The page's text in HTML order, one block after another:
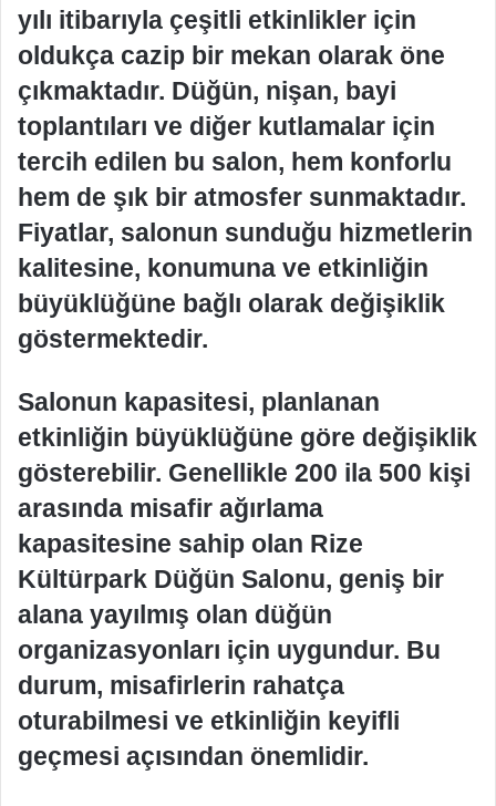
yılı itibarıyla çeşitli etkinlikler için
oldukça cazip bir mekan olarak öne
çıkmaktadır. Düğün, nişan, bayi
toplantıları ve diğer kutlamalar için
tercih edilen bu salon, hem konforlu
hem de şık bir atmosfer sunmaktadır.
Fiyatlar, salonun sunduğu hizmetlerin
kalitesine, konumuna ve etkinliğin
büyüklüğüne bağlı olarak değişiklik
göstermektedir.
Salonun kapasitesi, planlanan
etkinliğin büyüklüğüne göre değişiklik
gösterebilir. Genellikle 200 ila 500 kişi
arasında misafir ağırlama
kapasitesine sahip olan Rize
Kültürpark Düğün Salonu, geniş bir
alana yayılmış olan düğün
organizasyonları için uygundur. Bu
durum, misafirlerin rahatça
oturabilmesi ve etkinliğin keyifli
geçmesi açısından önemlidir.